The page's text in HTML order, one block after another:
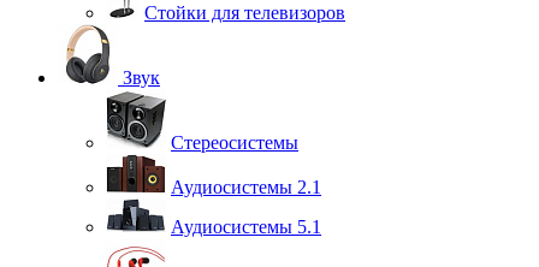
Стойки для телевизоров
Звук
Стереосистемы
Аудиосистемы 2.1
Аудиосистемы 5.1